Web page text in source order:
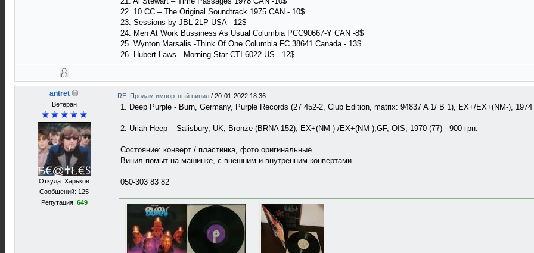
22. 10 CC – The Original Soundtrack 1975 CAN - 10$
23. Sessions by JBL 2LP USA - 12$
24. Men At Work Bussiness As Usual Columbia PCC90667-Y CAN -8$
25. Wynton Marsalis -Think Of One Columbia FC 38641 Canada - 13$
26. Hubert Laws - Morning Star CTI 6022 US - 12$
antret
Ветеран
Откуда: Харьков
Сообщений: 125
Репутация: 649
RE: Продам импортный винил / 20-01-2022 18:36
1. Deep Purple - Burn, Germany, Purple Records (27 452-2, Club Edition, matrix: 94837 A 1/ B 1), EX+/EX+(NM-), 1974
2. Uriah Heep – Salisbury, UK, Bronze (BRNA 152), EX+(NM-) /EX+(NM-),GF, OIS, 1970 (77) - 900 грн.
Состояние: конверт / пластинка, фото оригинальные.
Винил помыт на машинке, с внешним и внутренним конвертами.
050-303 83 82